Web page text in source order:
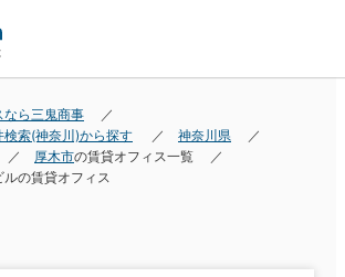
なら三鬼商事
検索(神奈川)から探す
神奈川県
厚木市の賃貸オフィス一覧
の賃貸オフィス